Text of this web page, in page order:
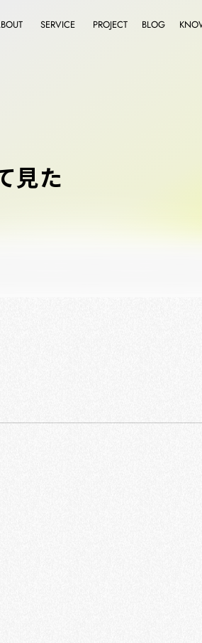
SERVICE PROJECT BLOG
見た